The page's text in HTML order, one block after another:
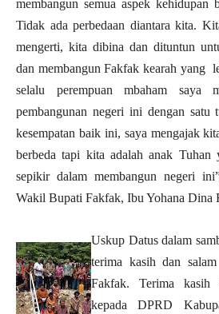
membangun semua aspek
Tidak ada perbedaan diantara kita.
mengerti, kita dibina dan dituntun
dan membangun Fakfak kearah yang
selalu perempuan mbaham saya
pembangunan negeri ini dengan
kesempatan baik ini, saya mengajak
berbeda tapi kita adalah anak Tuhan
sepikir dalam membangun negeri
Wakil Bupati Fakfak, Ibu Yohana Dina
Uskup Datus dalam
terima kasih dan
Fakfak. Terima kasih
kepada DPRD